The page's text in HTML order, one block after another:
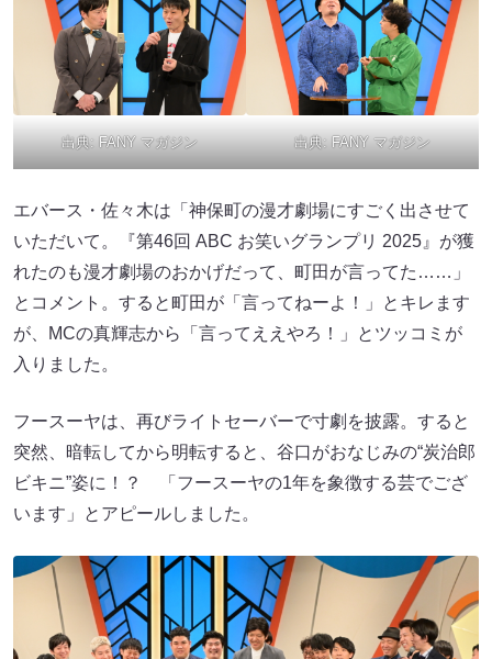
出典: FANY マガジン 出典: FANY マガジン
エバース・佐々木は「神保町の漫才劇場にすごく出させて
いただいて。『第46回 ABC お笑いグランプリ 2025』が獲
れたのも漫才劇場のおかげだって、町田が言ってた……」
とコメント。すると町田が「言ってねーよ！」とキレます
が、MCの真輝志から「言ってええやろ！」とツッコミが
入りました。
フースーヤは、再びライトセーバーで寸劇を披露。すると
突然、暗転してから明転すると、谷口がおなじみの“炭治郎
ビキニ”姿に！？ 「フースーヤの1年を象徴する芸でござ
います」とアピールしました。